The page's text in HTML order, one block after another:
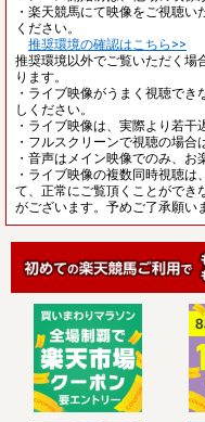
・楽天競馬にて映像をご視聴
ください。
推奨環境の確認はこちら>>
推奨環境以外でご覧いただく場
ります。
・ライブ映像がうまく視聴で
しください。
・ライブ映像は、実際より若干
・フルスクリーンで視聴の場合
・音声はメイン映像でのみ、お
・ライブ映像の複数同時視聴
て、正常にご覧頂くことができ
がございます。予めご了承願い